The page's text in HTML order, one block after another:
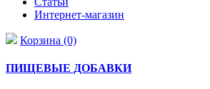
Интернет-магазин
Корзина (0)
ПИЩЕВЫЕ ДОБАВКИ